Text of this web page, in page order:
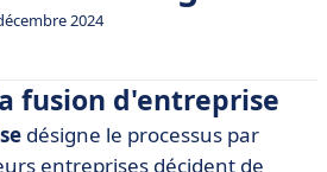
2024
d'entreprise
de fusion d'entreprise
fusion d'entreprise
désigne le processus par
entreprises décident de